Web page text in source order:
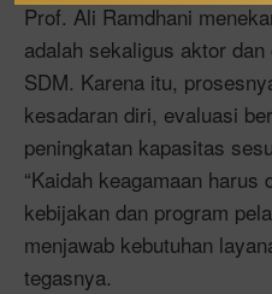
Prof. Ali Ramdhani
adalah sekaligus aktor
SDM. Karena itu,
kesadaran diri, evaluasi
peningkatan kapasitas
“Kaidah keagamaan
kebijakan dan program
menjawab kebutuhan
tegasnya.